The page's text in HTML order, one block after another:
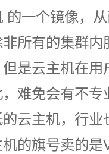
的一个镜像，
所有的集群
是云主机在
难免会有不
云主机，行
的旗号卖的